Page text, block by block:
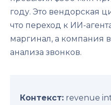
году. Это вендорская
что переход к ИИ-
маргинал, а компания
анализа звонков.
Контекст: revenue